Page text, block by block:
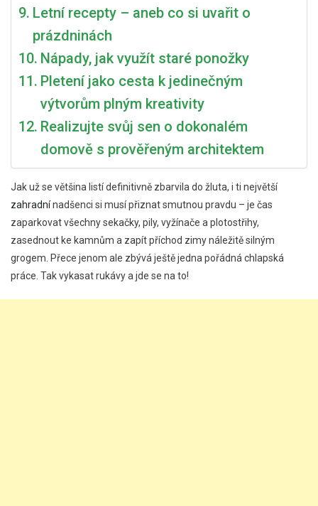
Letní recepty – aneb co si uvařit o
prázdninách
Nápady, jak využít staré ponožky
Pletení jako cesta k jedinečným
výtvorům plným kreativity
Realizujte svůj sen o dokonalém
domově s prověřeným architektem
Jak už se většina listí definitivně zbarvila do žluta, i ti největší
zahradnínadšenci si musí přiznat smutnou pravdu – je čas
zaparkovat všechny sekačky, pily, vyžínače a plotostřihy,
zasednout ke kamnům a zapít příchod zimy náležitě silným
grogem. Přece jenom ale zbývá ještě jedna pořádná chlapská
práce. Tak vykasat rukávy a jde se na to!